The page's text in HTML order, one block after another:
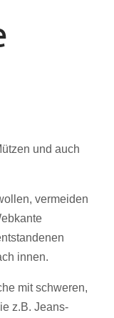
und auch
vermeiden
innen.
mit schweren,
z.B. Jeans-